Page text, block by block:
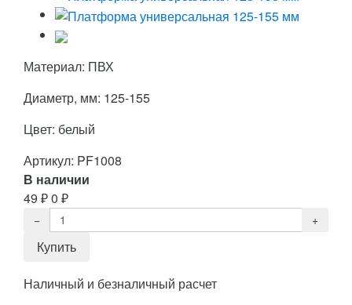
Материал: ПВХ
Диаметр, мм: 125-155
Цвет: белый
Артикул: PF1008
В наличии
49 ₽0 ₽
Наличный и безналичный расчет